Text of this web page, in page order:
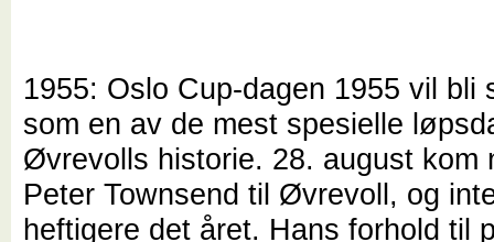
1955: Oslo Cup-dagen 1955 vil bli
som en av de mest spesielle
Øvrevolls historie. 28. august kom
Peter Townsend til Øvrevoll, og
heftigere det året. Hans forhold til